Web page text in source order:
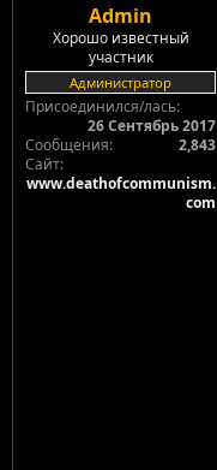
Admin
Хорошо известный
участник
Администратор
Присоединился/лась
26 Сентябрь 2017
Сообщения
2,843
Сайт
www.deathofcommunism.
com